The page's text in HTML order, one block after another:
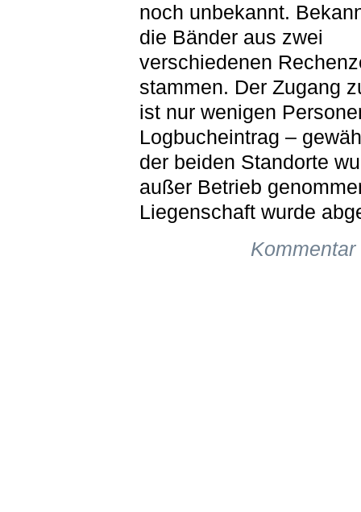
noch unbekannt.
die Bänder aus zwei
verschiedenen
stammen. Der Zugang
ist nur wenigen
Logbucheintrag –
der beiden Standorte
außer Betrieb
Liegenschaft wurde